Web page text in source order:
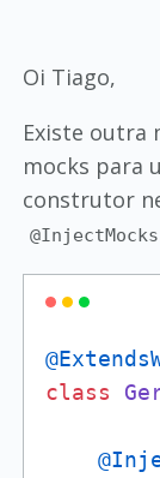
Oi Tiago,
Existe outra
mocks para
construtor
@InjectMocks
class